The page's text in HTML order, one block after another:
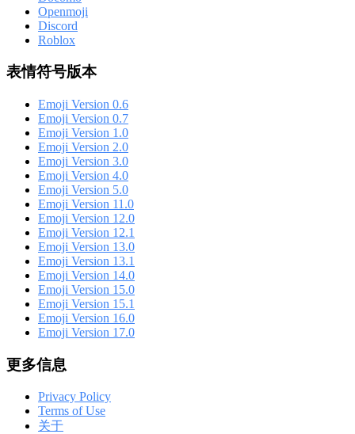
Openmoji
Discord
Roblox
表情符号版本
Emoji Version 0.6
Emoji Version 0.7
Emoji Version 1.0
Emoji Version 2.0
Emoji Version 3.0
Emoji Version 4.0
Emoji Version 5.0
Emoji Version 11.0
Emoji Version 12.0
Emoji Version 12.1
Emoji Version 13.0
Emoji Version 13.1
Emoji Version 14.0
Emoji Version 15.0
Emoji Version 15.1
Emoji Version 16.0
Emoji Version 17.0
更多信息
Privacy Policy
Terms of Use
关于